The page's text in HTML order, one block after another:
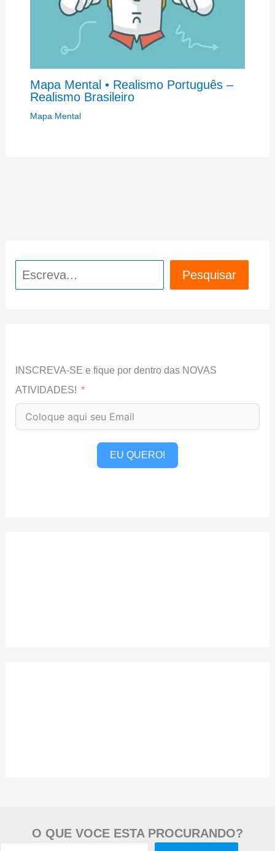
Mapa Mental • Realismo Português –
Realismo Brasileiro
Mapa Mental
Pesquisar Pesquisar
INSCREVA-SE e fique por dentro das NOVAS
ATIVIDADES!
EU QUERO!
O QUE VOCE ESTA PROCURANDO?